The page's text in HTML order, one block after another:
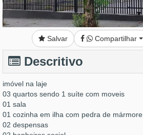
Salvar Compartilhar
Descritivo
imóvel na laje
03 quartos sendo 1 suíte com moveis
01 sala
01 cozinha em ilha com pedra de mármore
02 despensas